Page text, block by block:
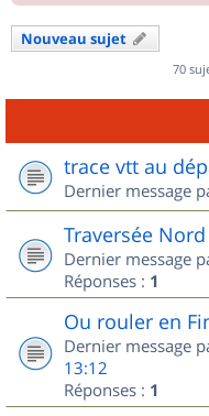
Nouveau sujet
70
trace vtt au
Dernier message
Traversée
Dernier message
Réponses : 1
Ou rouler en
Dernier message
13:12
Réponses : 1